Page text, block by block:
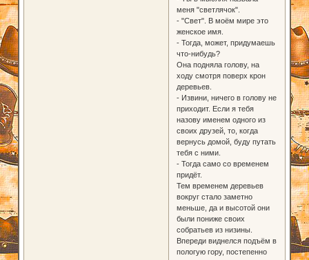
меня "светлячок".
- "Свет". В моём мире это
женское имя.
- Тогда, может, придумаешь
что-нибудь?
Она подняла голову, на
ходу смотря поверх крон
деревьев.
- Извини, ничего в голову не
приходит. Если я тебя
назову именем одного из
своих друзей, то, когда
вернусь домой, буду путать
тебя с ними.
- Тогда само со временем
придёт.
Тем временем деревьев
вокруг стало заметно
меньше, да и высотой они
были пониже своих
собратьев из низины.
Впереди виднелся подъём в
пологую гору, постепенно